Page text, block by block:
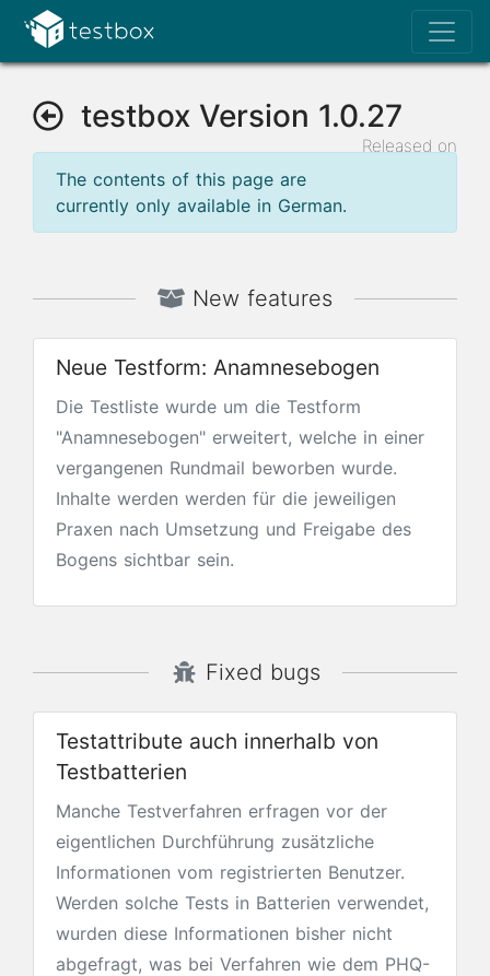
testbox Version 1.0.27
Released on
The contents of this page are
currently only available in German.
New features
Neue Testform: Anamnesebogen
Die Testliste wurde um die Testform
"Anamnesebogen" erweitert, welche in einer
vergangenen Rundmail beworben wurde.
Inhalte werden werden für die jeweiligen
Praxen nach Umsetzung und Freigabe des
Bogens sichtbar sein.
Fixed bugs
Testattribute auch innerhalb von
Testbatterien
Manche Testverfahren erfragen vor der
eigentlichen Durchführung zusätzliche
Informationen vom registrierten Benutzer.
Werden solche Tests in Batterien verwendet,
wurden diese Informationen bisher nicht
abgefragt, was bei Verfahren wie dem PHQ-